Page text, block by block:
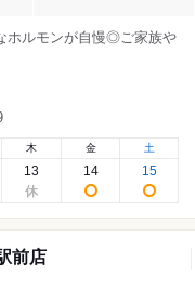
ホルモンが自慢◎ご家族や
木
13
金
14
土
15
前店